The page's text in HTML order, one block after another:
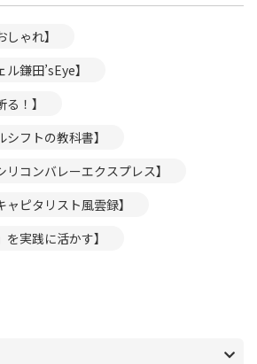
ゃれ】
鎌田’sEye】
！】
フトの教科書】
コンバレーエクスプレス】
ピタリスト風雲録】
実践に活かす】